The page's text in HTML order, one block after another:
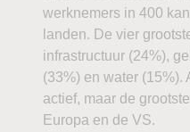
werknemers in 400
landen. De vier
infrastructuur (24%),
(33%) en water (15%).
actief, maar de
Europa en de VS.